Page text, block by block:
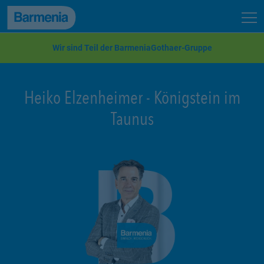
zum Seiteninhalt
Back to top
Wir sind Teil der BarmeniaGothaer-Gruppe
Heiko Elzenheimer- Königstein im
Taunus